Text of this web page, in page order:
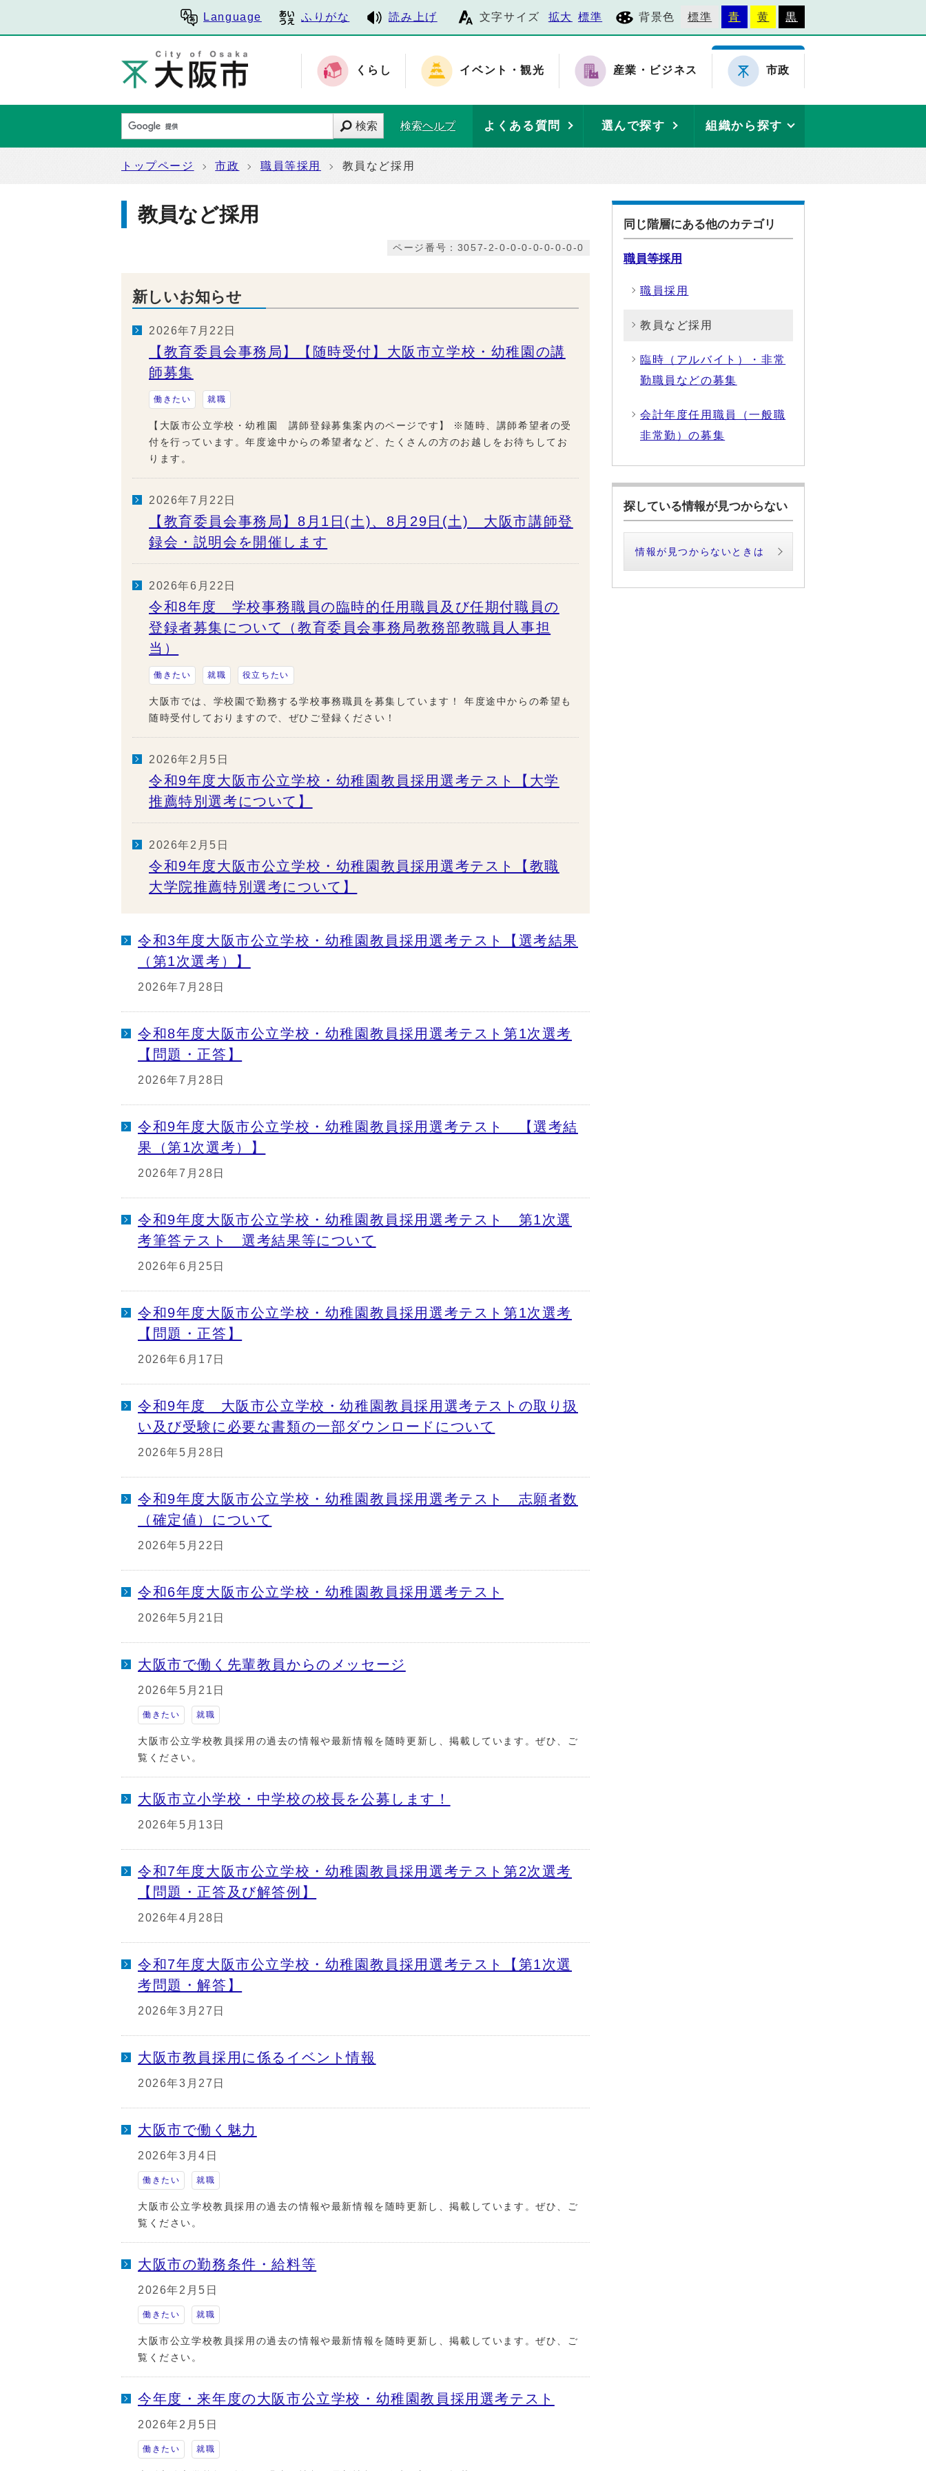
Language ふりがな 読み上げ 文字サイズ 拡大 標準 背景色 標準 青 黄 黒
くらし イベント・観光 産業・ビジネス 市政
検索 検索ヘルプ よくある質問 選んで探す 組織から探す
トップページ 市政 職員等採用 教員など採用
教員など採用
ページ番号：3057-2-0-0-0-0-0-0-0-0
新しいお知らせ
2026年7月22日
【教育委員会事務局】【随時受付】大阪市立学校・幼稚園の講
師募集
働きたい 就職
【大阪市公立学校・幼稚園 講師登録募集案内のページです】 ※随時、講師希望者の受
付を行っています。年度途中からの希望者など、たくさんの方のお越しをお待ちしてお
ります。
2026年7月22日
【教育委員会事務局】8月1日(土)、8月29日(土) 大阪市講師登
録会・説明会を開催します
2026年6月22日
令和8年度 学校事務職員の臨時的任用職員及び任期付職員の
登録者募集について（教育委員会事務局教務部教職員人事担
当）
働きたい 就職 役立ちたい
大阪市では、学校園で勤務する学校事務職員を募集しています！ 年度途中からの希望も
随時受付しておりますので、ぜひご登録ください！
2026年2月5日
令和9年度大阪市公立学校・幼稚園教員採用選考テスト【大学
推薦特別選考について】
2026年2月5日
令和9年度大阪市公立学校・幼稚園教員採用選考テスト【教職
大学院推薦特別選考について】
令和3年度大阪市公立学校・幼稚園教員採用選考テスト【選考結果
（第1次選考）】
2026年7月28日
令和8年度大阪市公立学校・幼稚園教員採用選考テスト第1次選考
【問題・正答】
2026年7月28日
令和9年度大阪市公立学校・幼稚園教員採用選考テスト 【選考結
果（第1次選考）】
2026年7月28日
令和9年度大阪市公立学校・幼稚園教員採用選考テスト 第1次選
考筆答テスト 選考結果等について
2026年6月25日
令和9年度大阪市公立学校・幼稚園教員採用選考テスト第1次選考
【問題・正答】
2026年6月17日
令和9年度 大阪市公立学校・幼稚園教員採用選考テストの取り扱
い及び受験に必要な書類の一部ダウンロードについて
2026年5月28日
令和9年度大阪市公立学校・幼稚園教員採用選考テスト 志願者数
（確定値）について
2026年5月22日
令和6年度大阪市公立学校・幼稚園教員採用選考テスト
2026年5月21日
大阪市で働く先輩教員からのメッセージ
2026年5月21日
働きたい 就職
大阪市公立学校教員採用の過去の情報や最新情報を随時更新し、掲載しています。ぜひ、ご
覧ください。
大阪市立小学校・中学校の校長を公募します！
2026年5月13日
令和7年度大阪市公立学校・幼稚園教員採用選考テスト第2次選考
【問題・正答及び解答例】
2026年4月28日
令和7年度大阪市公立学校・幼稚園教員採用選考テスト【第1次選
考問題・解答】
2026年3月27日
大阪市教員採用に係るイベント情報
2026年3月27日
大阪市で働く魅力
2026年3月4日
働きたい 就職
大阪市公立学校教員採用の過去の情報や最新情報を随時更新し、掲載しています。ぜひ、ご
覧ください。
大阪市の勤務条件・給料等
2026年2月5日
働きたい 就職
大阪市公立学校教員採用の過去の情報や最新情報を随時更新し、掲載しています。ぜひ、ご
覧ください。
今年度・来年度の大阪市公立学校・幼稚園教員採用選考テスト
2026年2月5日
働きたい 就職
同じ階層にある他のカテゴリ
職員等採用
職員採用
教員など採用
臨時（アルバイト）・非常
勤職員などの募集
会計年度任用職員（一般職
非常勤）の募集
探している情報が見つからない
情報が見つからないときは